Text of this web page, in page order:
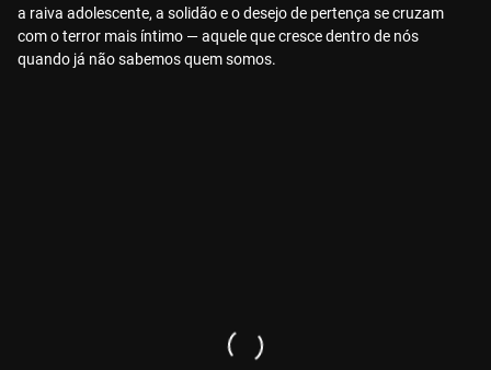
a raiva adolescente, a solidão e o desejo de pertença se cruzam
com o terror mais íntimo — aquele que cresce dentro de nós
quando já não sabemos quem somos.